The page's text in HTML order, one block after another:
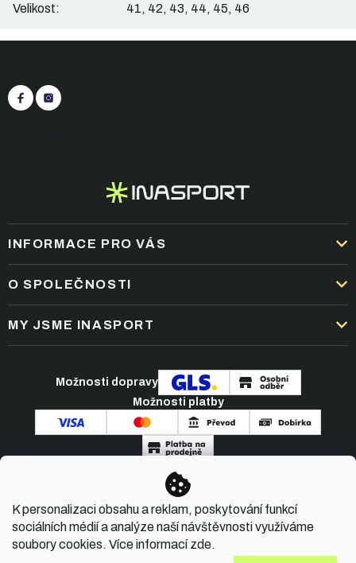
K personalizaci obsahu a reklam, poskytování funkcí
sociálních médií a analýze naší návštěvnosti využíváme
soubory cookies. Více informacízde.
Velikost: 41, 42, 43, 44, 45, 46
a
INFORMACE PRO VÁS
DOPRAVA A PLATBA
OBCHODNÍ PODMÍNKY
REKLAMACE A VRÁCENÍ ZBOŽÍ
PODMÍNKY AKCÍ
O SPOLEČNOSTI
KARIÉRA
NEJČASTĚJŠÍ OTÁZKY
MY JSME INASPORT
ČLÁNKY A NOVINKY
KONTAKT
Možnosti dopravy
Možnosti platby
Copyright 2026INASPORT.CZ. Všechna práva
vyhrazena.